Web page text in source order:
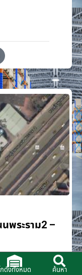
นพระราม2 –
กดังทั้งหมด ค้นหา